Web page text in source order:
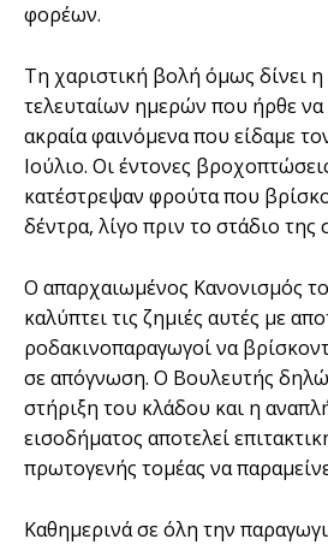
φορέων.
Τη χαριστική βολή όμως δίνει
τελευταίων ημερών που ήρθε να
ακραία φαινόμενα που είδαμε
Ιούλιο. Οι έντονες
κατέστρεψαν φρούτα που
δέντρα, λίγο πριν το στάδιο της
Ο απαρχαιωμένος Κανονισμός
καλύπτει τις ζημιές αυτές με
ροδακινοπαραγωγοί να
σε απόγνωση. Ο Βουλευτής
στήριξη του κλάδου και η
εισοδήματος αποτελεί
πρωτογενής τομέας να
Καθημερινά σε όλη την